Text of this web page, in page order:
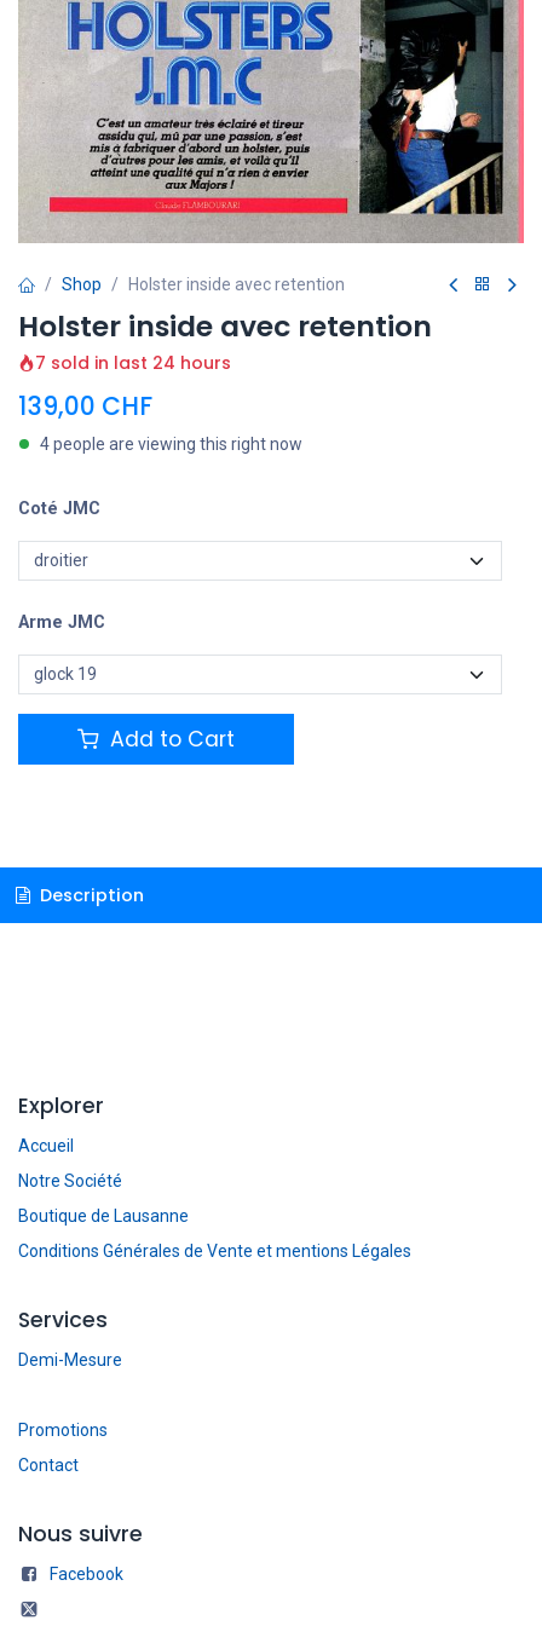
Shop Holster inside avec retention
Holster inside avec retention
7 sold in last 24 hours
139,00 CHF
4 people are viewing this right now
Coté JMC
Arme JMC
Add to Cart
Description
Explorer
Accueil
Notre Société
Boutique de Lausanne
Conditions Générales de Vente et mentions Légales
Services
Demi-Mesure
Promotions
Contact
Nous suivre
Facebook